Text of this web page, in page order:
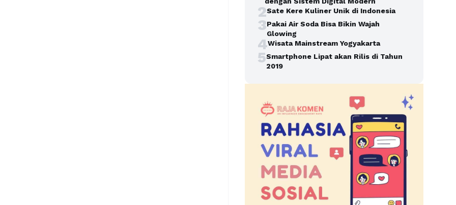
2Sate Kere Kuliner Unik di Indonesia
3Pakai Air Soda Bisa Bikin Wajah
Glowing
4Wisata Mainstream Yogyakarta
5Smartphone Lipat akan Rilis di Tahun
2019